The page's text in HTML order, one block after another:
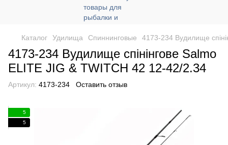
Каталог Удилища Спиннинговые 4173-234 Вудилище
4173-234 Вудилище спінінгове Salmo
ELITE JIG & TWITCH 42 12-42/2.34
Артикул: 4173-234 Оставить отзыв
5
5